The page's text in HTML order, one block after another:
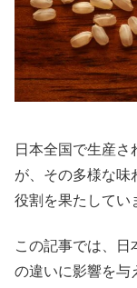
日本全国で生産
が、その多様な味
役割を果たしてい
この記事では、日
の違いに影響を与